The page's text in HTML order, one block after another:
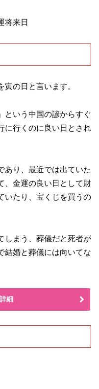
将来日
の日と言います。
という中国の諺からすぐ
に行くのに良い日とされ
あり、最近では出ていた
、金運の良い日として財
いたり、宝くじを買うの
しまう、葬儀だと死者が
結婚と葬儀には向いてな
細